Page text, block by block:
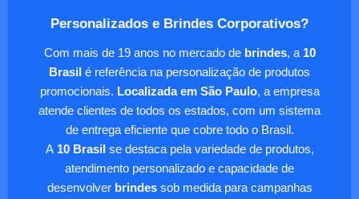
Personalizados e Brindes Corporativos?
Com mais de 19 anos no mercado de brindes, a 10
Brasil é referência na personalização de produtos
promocionais. Localizada em São Paulo, a empresa
atende clientes de todos os estados, com um sistema
de entrega eficiente que cobre todo o Brasil.
A10 Brasilse destaca pela variedade de produtos,
atendimento personalizado e capacidade de
desenvolver brindessob medida para campanhas